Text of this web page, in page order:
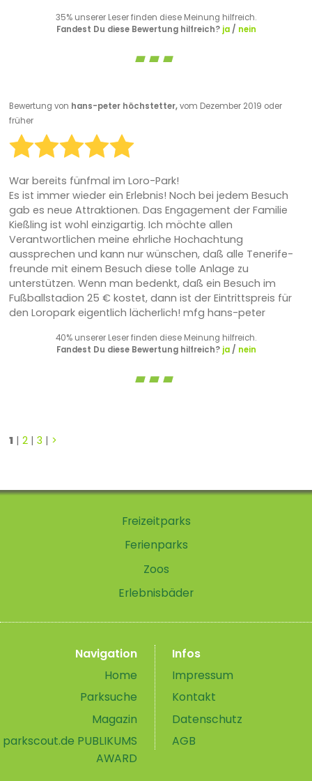
35% unserer Leser finden diese Meinung hilfreich.
Fandest Du diese Bewertung hilfreich? ja/ nein
Bewertung von hans-peter höchstetter,vom Dezember 2019 oder
früher
War bereits fünfmal im Loro-Park!
Es ist immer wieder ein Erlebnis! Noch bei jedem Besuch
gab es neue Attraktionen. Das Engagement der Familie
Kießling ist wohl einzigartig. Ich möchte allen
Verantwortlichen meine ehrliche Hochachtung
aussprechen und kann nur wünschen, daß alle Tenerife-
freunde mit einem Besuch diese tolle Anlage zu
unterstützen. Wenn man bedenkt, daß ein Besuch im
Fußballstadion 25 € kostet, dann ist der Eintrittspreis für
den Loropark eigentlich lächerlich! mfg hans-peter
40% unserer Leser finden diese Meinung hilfreich.
Fandest Du diese Bewertung hilfreich? ja/ nein
1| 2| 3 | >
Freizeitparks
Ferienparks
Zoos
Erlebnisbäder
Navigation
Home
Parksuche
Magazin
parkscout.de PUBLIKUMS
AWARD
Infos
Impressum
Kontakt
Datenschutz
AGB